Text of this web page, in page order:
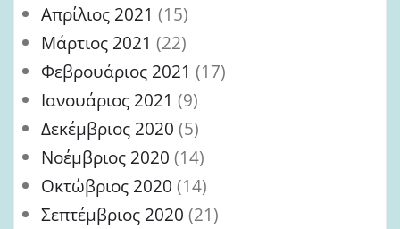
Απρίλιος 2021 (15)
Μάρτιος 2021 (22)
Φεβρουάριος 2021 (17)
Ιανουάριος 2021 (9)
Δεκέμβριος 2020 (5)
Νοέμβριος 2020 (14)
Οκτώβριος 2020 (14)
Σεπτέμβριος 2020 (21)